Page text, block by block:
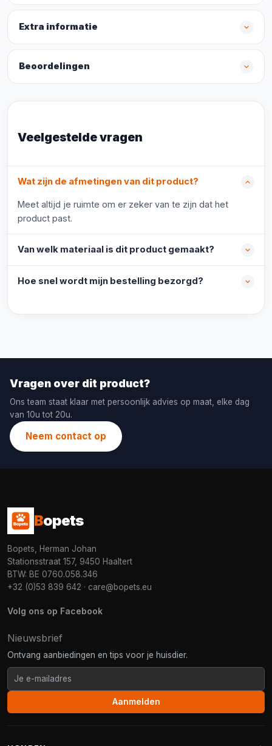
Extra informatie
Beoordelingen
Veelgestelde vragen
Wat zijn de afmetingen van dit product?
Meet altijd je ruimte om er zeker van te zijn dat het
product past.
Van welk materiaal is dit product gemaakt?
Hoe snel wordt mijn bestelling bezorgd?
Vragen over dit product?
Ons team staat klaar met persoonlijk advies op maat, elke dag
van 10u tot 20u.
Neem contact op
Bopets
Bopets, Herman Johan
Stationsstraat 157, 9450 Haaltert
BTW: BE 0760.058.346
+32 (0)53 839 642 · care@bopets.eu
Volg ons op Facebook
Nieuwsbrief
Ontvang aanbiedingen en tips voor je huisdier.
Aanmelden